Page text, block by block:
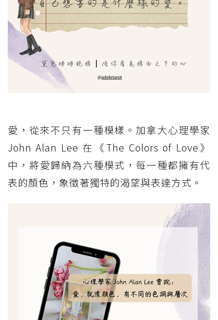
愛，從來不只有一種模樣。加拿大心理學家
John Alan Lee 在《The Colors of Love》
中，將愛歸納為六種模式，每一種都擁有代
表的顏色，象徵著獨特的渴望與表達方式。